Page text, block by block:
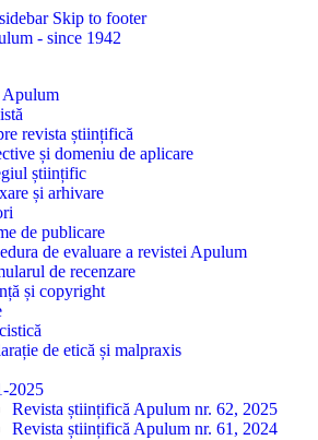
Skip to footer
Apulum
revista științifică
și domeniu de aplicare
științific
și arhivare
de publicare
de evaluare a revistei Apulum
de recenzare
și copyright
de etică și malpraxis
2025
Revista științifică Apulum nr. 62, 2025
Revista științifică Apulum nr. 61, 2024